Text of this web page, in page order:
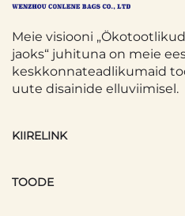
Meie visiooni
jaoks“ juhituna on meie
keskkonnateadlikumaid
uute disainide elluviimisel.
KIIRELINK
TOODE